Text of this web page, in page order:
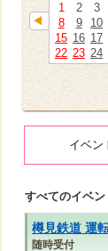
1
2 3
8
9 10
15 16 17
22 23 24
イベン
すべてのイベン
樽見鉄道 運
随時受付